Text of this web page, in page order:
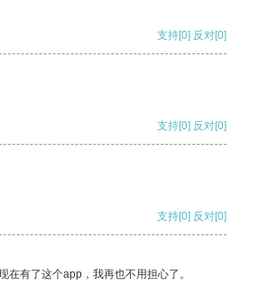
支持[0] 反对[0]
支持[0] 反对[0]
支持[0] 反对[0]
有了这个app，我再也不用担心了。